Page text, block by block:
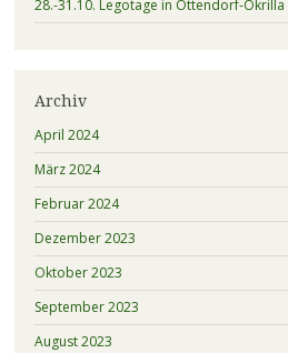
28.-31.10. Legotage in Ottendorf-Okrilla
Archiv
April 2024
März 2024
Februar 2024
Dezember 2023
Oktober 2023
September 2023
August 2023